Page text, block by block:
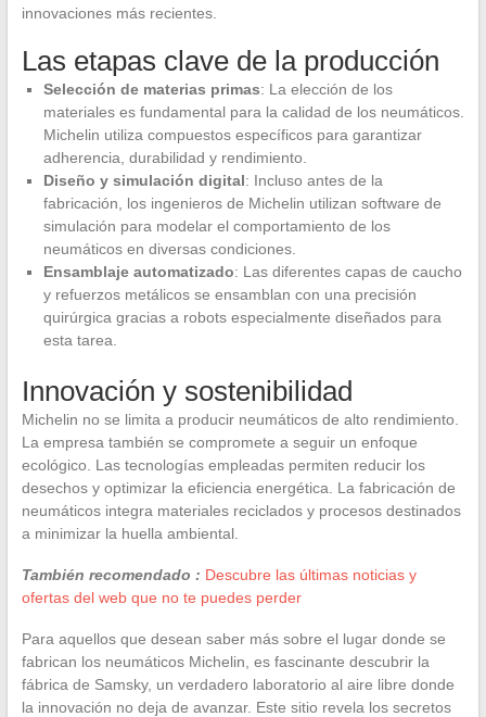
innovaciones más recientes.
Las etapas clave de la producción
Selección de materias primas: La elección de los
materiales es fundamental para la calidad de los neumáticos.
Michelin utiliza compuestos específicos para garantizar
adherencia, durabilidad y rendimiento.
Diseño y simulación digital: Incluso antes de la
fabricación, los ingenieros de Michelin utilizan software de
simulación para modelar el comportamiento de los
neumáticos en diversas condiciones.
Ensamblaje automatizado: Las diferentes capas de caucho
y refuerzos metálicos se ensamblan con una precisión
quirúrgica gracias a robots especialmente diseñados para
esta tarea.
Innovación y sostenibilidad
Michelin no se limita a producir neumáticos de alto rendimiento.
La empresa también se compromete a seguir un enfoque
ecológico. Las tecnologías empleadas permiten reducir los
desechos y optimizar la eficiencia energética. La fabricación de
neumáticos integra materiales reciclados y procesos destinados
a minimizar la huella ambiental.
También recomendado : Descubre las últimas noticias y
ofertas del web que no te puedes perder
Para aquellos que desean saber más sobre el lugar donde se
fabrican los neumáticos Michelin, es fascinante descubrir la
fábrica de Samsky, un verdadero laboratorio al aire libre donde
la innovación no deja de avanzar. Este sitio revela los secretos